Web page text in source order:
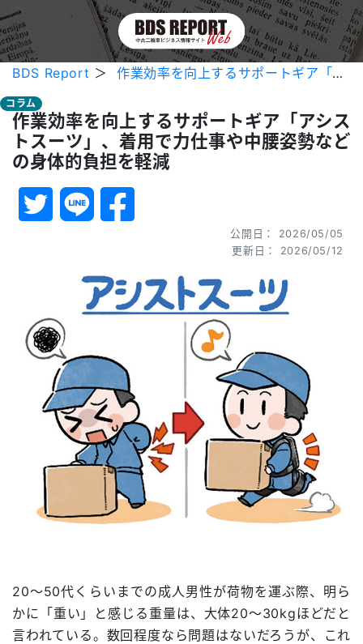
BDS Report ＞ 作業効率を向上するサポートギア「アシストスーツ」、着用で力仕事や中腰姿勢などの身体的負担を軽減
コラム
作業効率を向上するサポートギア「アシス
トスーツ」、着用で力仕事や中腰姿勢など
の身体的負担を軽減
公開日： 2026/05/05
更新日： 2026/05/12
20～50代くらいまでの成人男性が荷物を運ぶ際、明ら
かに「重い」と感じる重量は、大体20～30kgほどだと
言われている。数回程度なら問題はないだろうが、これ